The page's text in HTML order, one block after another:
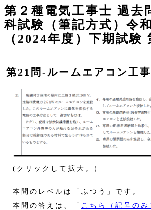
第２種電気工事士 過去
科試験（筆記方式）令
（2024年度）下期試験
第21問‐ルームエアコン工事
(クリックして拡大。）
本問のレベルは「ふつう」です。
本問の答えは、「 こちら（記号のみ